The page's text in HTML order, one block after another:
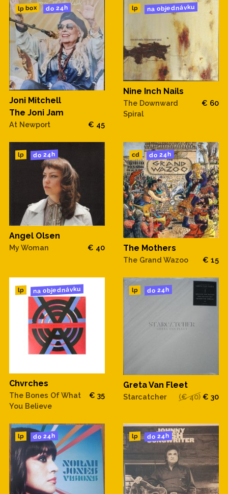
lp box do 24h
Joni Mitchell
The Joni Jam
At Newport € 45
lp na objednávku
Nine Inch Nails
The Downward
Spiral
€ 60
lp do 24h
Angel Olsen
My Woman € 40
cd do 24h
The Mothers
The Grand Wazoo € 15
lp na objednávku
Chvrches
The Bones Of What
You Believe
€ 35
lp do 24h
Greta Van Fleet
Starcatcher (€ 40) € 30
lp do 24h lp do 24h